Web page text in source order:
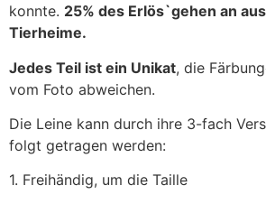
konnte. 25% des Erlös`gehen an
Tierheime.
Jedes Teil ist ein Unikat, die
vom Foto abweichen.
Die Leine kann durch ihre 3-fach
folgt getragen werden:
1. Freihändig, um die Taille